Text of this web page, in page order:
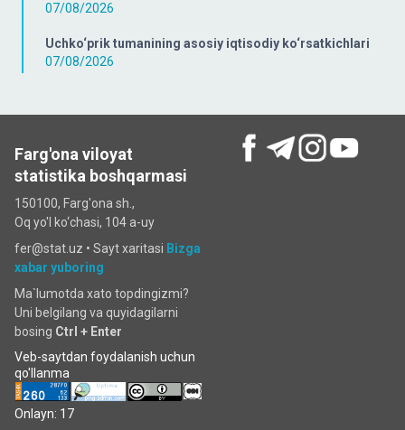
07/08/2026
Uchko‘prik tumanining asosiy iqtisodiy ko‘rsatkichlari
07/08/2026
Farg'ona viloyat
statistika boshqarmasi
150100, Farg'ona sh.,
Oq yo'l ko‘chаsi, 104 a-uy
fer@stat.uz • Sayt xaritasi Bizga
xabar yuboring
Ma`lumotda xato topdingizmi?
Uni belgilang va quyidagilarni
bosing Ctrl + Enter
Veb-saytdan foydalanish uchun
qo'llanma
Onlayn: 17